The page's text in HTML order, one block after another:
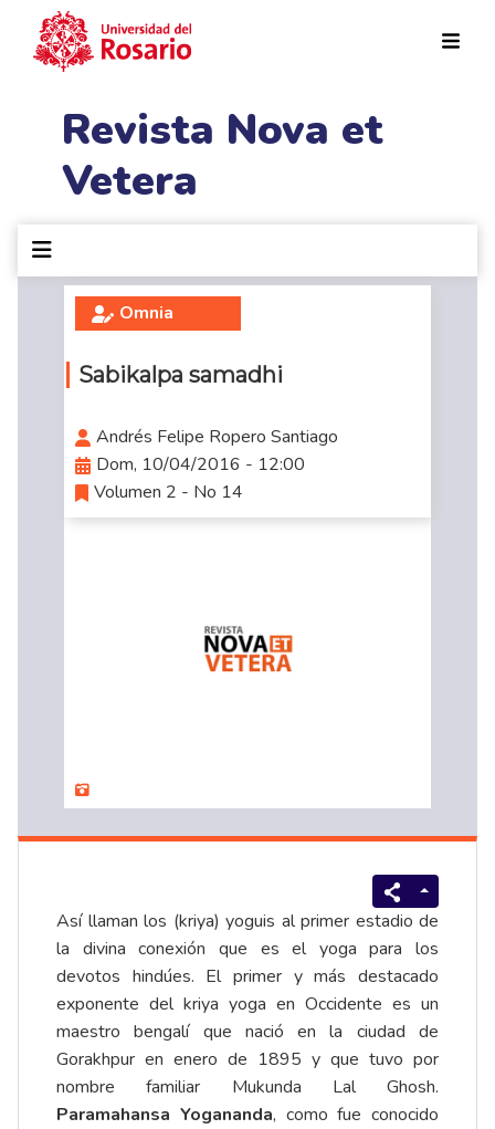
Revista Nova et
Vetera
Omnia
Sabikalpa samadhi
Andrés Felipe Ropero Santiago
Dom, 10/04/2016 - 12:00
Volumen 2 - No 14
Así llaman los (kriya) yoguis al primer estadio de
la divina conexión que es el yoga para los
devotos hindúes. El primer y más destacado
exponente del kriya yoga en Occidente es un
maestro bengalí que nació en la ciudad de
Gorakhpur en enero de 1895 y que tuvo por
nombre familiar Mukunda Lal Ghosh.
Paramahansa Yogananda, como fue conocido